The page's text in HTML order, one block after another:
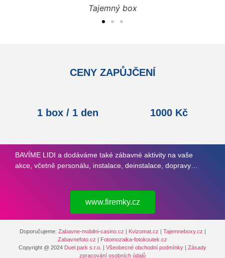
Tajemný box
CENY ZAPŮJČENÍ
1 box / 1 den 1000 Kč
BAVÍME LIDI a dodáváme také zábavné aktivity na vaše
akce, včetně personálu, instalace, deinstalace, dopravy…
www.firemky.cz
Doporučujeme: Zabavne-mobilni-casino.cz | Kvizomat.cz | Tajemneboxy.cz |
Zabavnefoto.cz | Fotomozaika-fotokoutek.cz
Copyright @ 2024 Duel park s.r.o. | Všeobecné obchodní podmínky | Zásady
zpracování osobních údajů